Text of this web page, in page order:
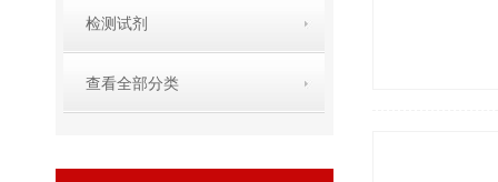
检测试剂
查看全部分类